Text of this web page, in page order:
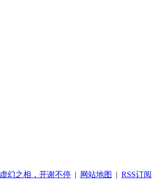
虚幻之相，开谢不停 | 网站地图 | RSS订阅